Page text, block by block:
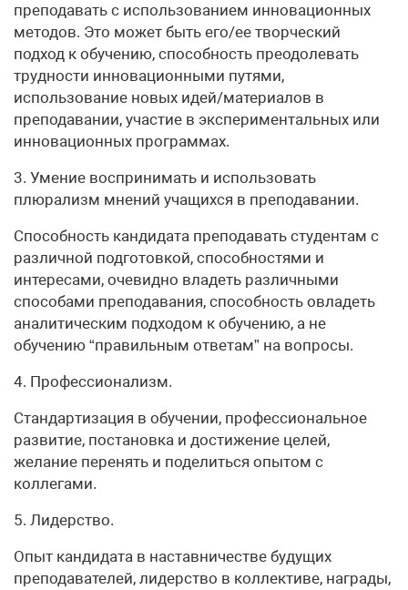
преподавать с использованием инновационных
методов. Это может быть его/ее творческий
подход к обучению, способность преодолевать
трудности инновационными путями,
использование новых идей/материалов в
преподавании, участие в экспериментальных или
инновационных программах.
3. Умение воспринимать и использовать
плюрализм мнений учащихся в преподавании.
Способность кандидата преподавать студентам с
различной подготовкой, способностями и
интересами, очевидно владеть различными
способами преподавания, способность овладеть
аналитическим подходом к обучению, а не
обучению “правильным ответам” на вопросы.
4. Профессионализм.
Стандартизация в обучении, профессиональное
развитие, постановка и достижение целей,
желание перенять и поделиться опытом с
коллегами.
5. Лидерство.
Опыт кандидата в наставничестве будущих
преподавателей, лидерство в коллективе, награды,